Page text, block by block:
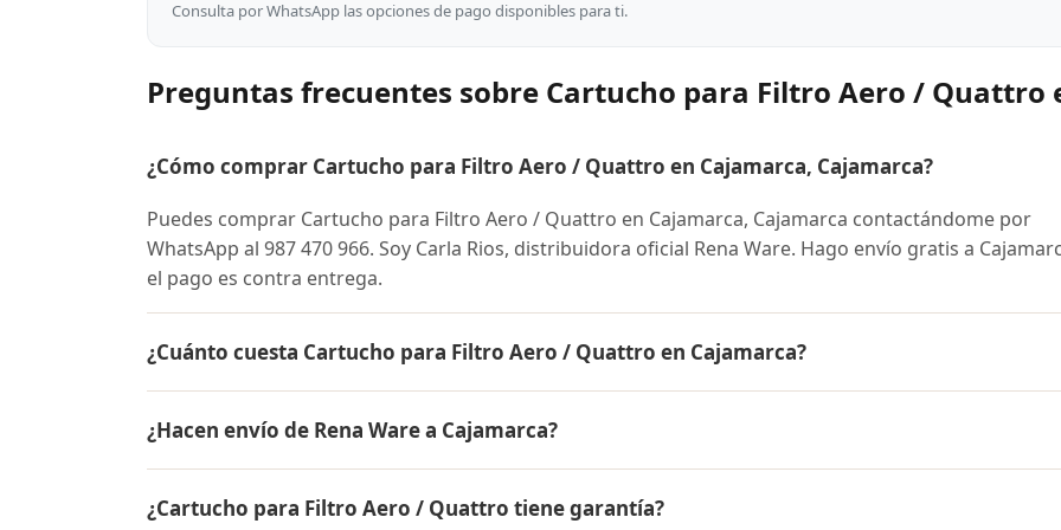
Consulta por WhatsApp las opciones de pago disponibles para ti.
Preguntas frecuentes sobre Cartucho para Filtro Aero / Quattro
¿Cómo comprar Cartucho para Filtro Aero / Quattro en Cajamarca, Cajamarca?
Puedes comprar Cartucho para Filtro Aero / Quattro en Cajamarca, Cajamarca contactándome por
WhatsApp al 987 470 966. Soy Carla Rios, distribuidora oficial Rena Ware. Hago envío gratis a
el pago es contra entrega.
¿Cuánto cuesta Cartucho para Filtro Aero / Quattro en Cajamarca?
para conocer el precio actual, promociones disponibles y facilidades de pago en cuotas desde el 10%
inicial.
¿Hacen envío de Rena Ware a Cajamarca?
El pago es contra entrega.
¿Cartucho para Filtro Aero / Quattro tiene garantía?